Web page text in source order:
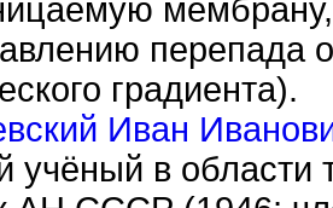
перепада
градиента).
Иван
учёный в